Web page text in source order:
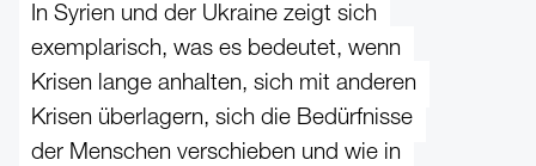
In Syrien und der Ukraine zeigt sich
exemplarisch, was es bedeutet, wenn
Krisen lange anhalten, sich mit anderen
Krisen überlagern, sich die Bedürfnisse
der Menschen verschieben und wie in